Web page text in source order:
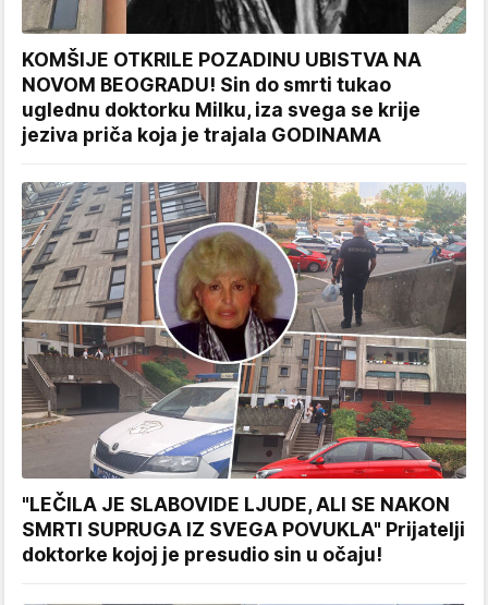
KOMŠIJE OTKRILE POZADINU UBISTVA NA
NOVOM BEOGRADU! Sin do smrti tukao
uglednu doktorku Milku, iza svega se krije
jeziva priča koja je trajala GODINAMA
"LEČILA JE SLABOVIDE LJUDE, ALI SE NAKON
SMRTI SUPRUGA IZ SVEGA POVUKLA" Prijatelji
doktorke kojoj je presudio sin u očaju!